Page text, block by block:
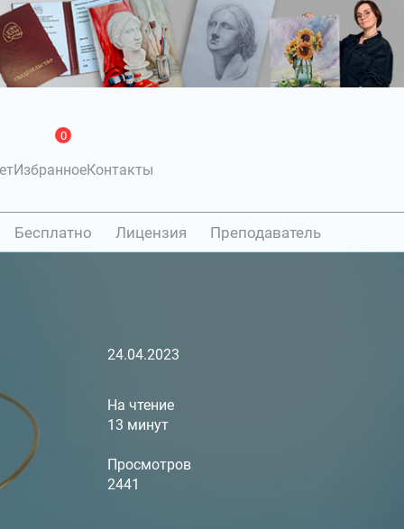
Избранное
0
Контакты
Бесплатно Лицензия Преподаватель
24.04.2023
На чтение
13 минут
Просмотров
2441